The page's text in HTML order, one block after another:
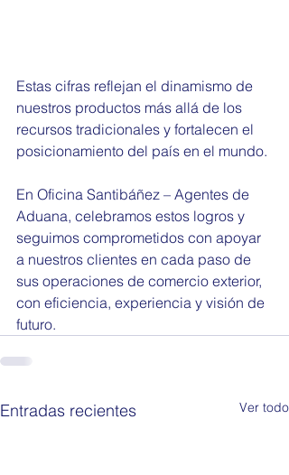
Estas cifras reflejan el dinamismo de
nuestros productos más allá de los
recursos tradicionales y fortalecen el
posicionamiento del país en el mundo.
En Oficina Santibáñez – Agentes de
Aduana, celebramos estos logros y
seguimos comprometidos con apoyar
a nuestros clientes en cada paso de
sus operaciones de comercio exterior,
con eficiencia, experiencia y visión de
futuro.
Entradas recientes Ver todo